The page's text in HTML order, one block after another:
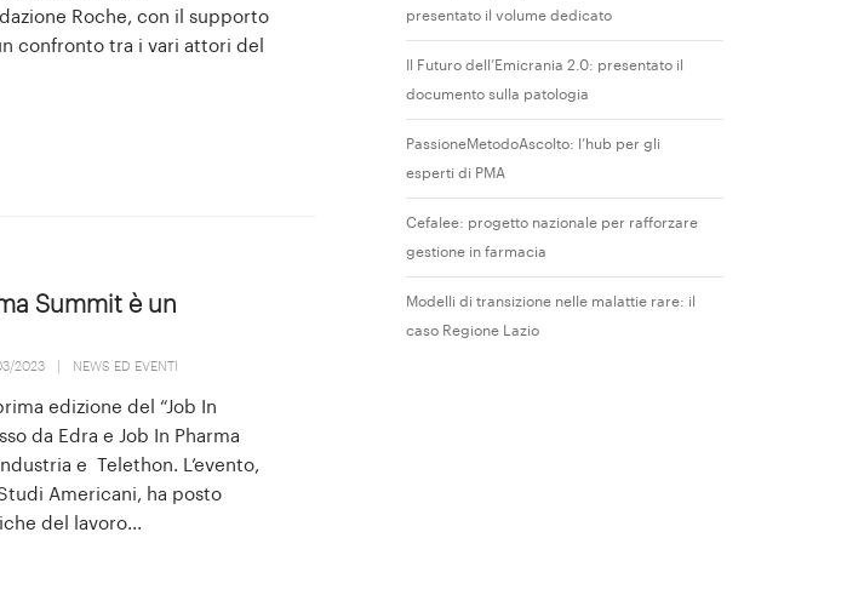
Roche, con il supporto
confronto tra i vari attori del
Summit è un
2023 NEWS ED EVENTI
edizione del “Job In
da Edra e Job In Pharma
e Telethon. L’evento,
Americani, ha posto
del lavoro...
presentato il volume dedicato
Il Futuro dell’Emicrania 2.0: presentato il
documento sulla patologia
PassioneMetodoAscolto: l’hub per gli
esperti di PMA
Cefalee: progetto nazionale per rafforzare
gestione in farmacia
Modelli di transizione nelle malattie rare: il
caso Regione Lazio